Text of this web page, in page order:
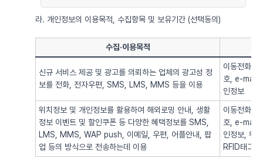
라. 개인정보의 이용목적, 수집항목 및 보유기간 (선택동의)
수집·이용목적
신규 서비스 제공 및 광고를 의뢰하는 업체의 광고성 정
보를 전화, 전자우편, SMS, LMS, MMS 등을 이용
이동전화번
호, e-mail,
인정보
위치정보 및 개인정보를 활용하여 해외로밍 안내, 생활
정보 이벤트 및 할인쿠폰 등 다양한 혜택정보를 SMS,
LMS, MMS, WAP push, 이메일, 우편, 어플안내, 팝
업 등의 방식으로 전송하는데 이용
이동전화번
호, e-mail,
인정보, 위
RFID태그